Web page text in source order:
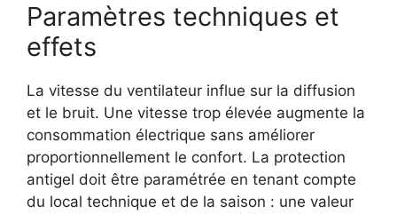
Paramètres techniques et
effets
La vitesse du ventilateur influe sur la diffusion
et le bruit. Une vitesse trop élevée augmente la
consommation électrique sans améliorer
proportionnellement le confort. La protection
antigel doit être paramétrée en tenant compte
du local technique et de la saison : une valeur